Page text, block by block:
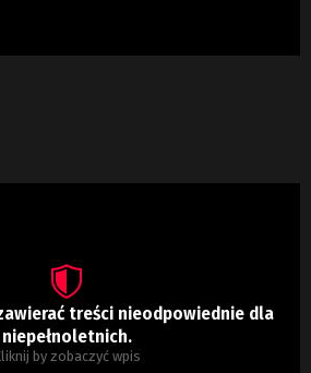
treści nieodpowiednie dla
niepełnoletnich.
by zobaczyć wpis